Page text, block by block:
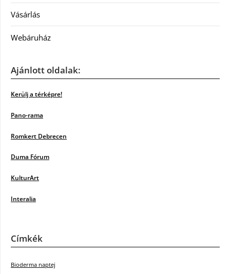
Vásárlás
Webáruház
Ajánlott oldalak:
Kerülj a térképre!
Pano-rama
Romkert Debrecen
Duma Fórum
KulturArt
Interalia
Címkék
Bioderma naptej